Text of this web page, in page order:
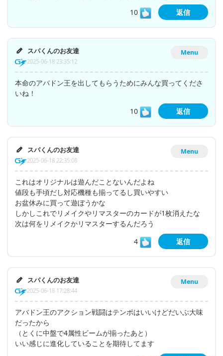
10
返信
Menu
スパくんのお友達
2025-06-18 23:35:12
本命のアバドン王を出してもらうためにみんな買ってくださ
いね！
10
返信
Menu
スパくんのお友達
2025-06-18 22:35:08
これはオリジナルは遊んだことないんだよね
値段も手頃だし対応機種も揃ってるし買いやすい
お盆休みに買って遊ぼうかな
しかしこれでリメイクやリマスターのカードが1枚消えたな
次は何をリメイクかリマスターするんだろう
4
返信
Menu
スパくんのお友達
2025-06-18 17:28:44
アバドン王のアクション戦闘はテンポはいいけどだいぶ大味
だったから
（とくに中盤で4属性ビームが揃ったあと）
いい感じに進化していることを期待してます